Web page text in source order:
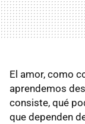
El amor, como
aprendemos
consiste, qué
que dependen